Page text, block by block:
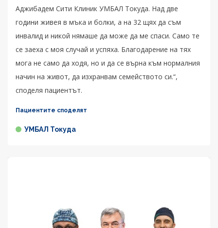
Аджибадем Сити Клиник УМБАЛ Токуда. Над две
години живея в мъка и болки, а на 32 щях да съм
инвалид и никой нямаше да може да ме спаси. Само те
се заеха с моя случай и успяха. Благодарение на тях
мога не само да ходя, но и да се върна към нормалния
начин на живот, да изхранвам семейството си.“,
споделя пациентът.
Пациентите споделят
УМБАЛ Токуда